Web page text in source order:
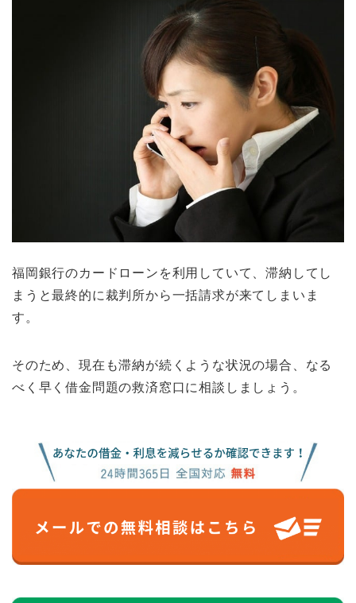
福岡銀行のカードローンを利用していて、滞納してし
まうと最終的に裁判所から一括請求が来てしまいま
す。
そのため、現在も滞納が続くような状況の場合、なる
べく早く借金問題の救済窓口に相談しましょう。